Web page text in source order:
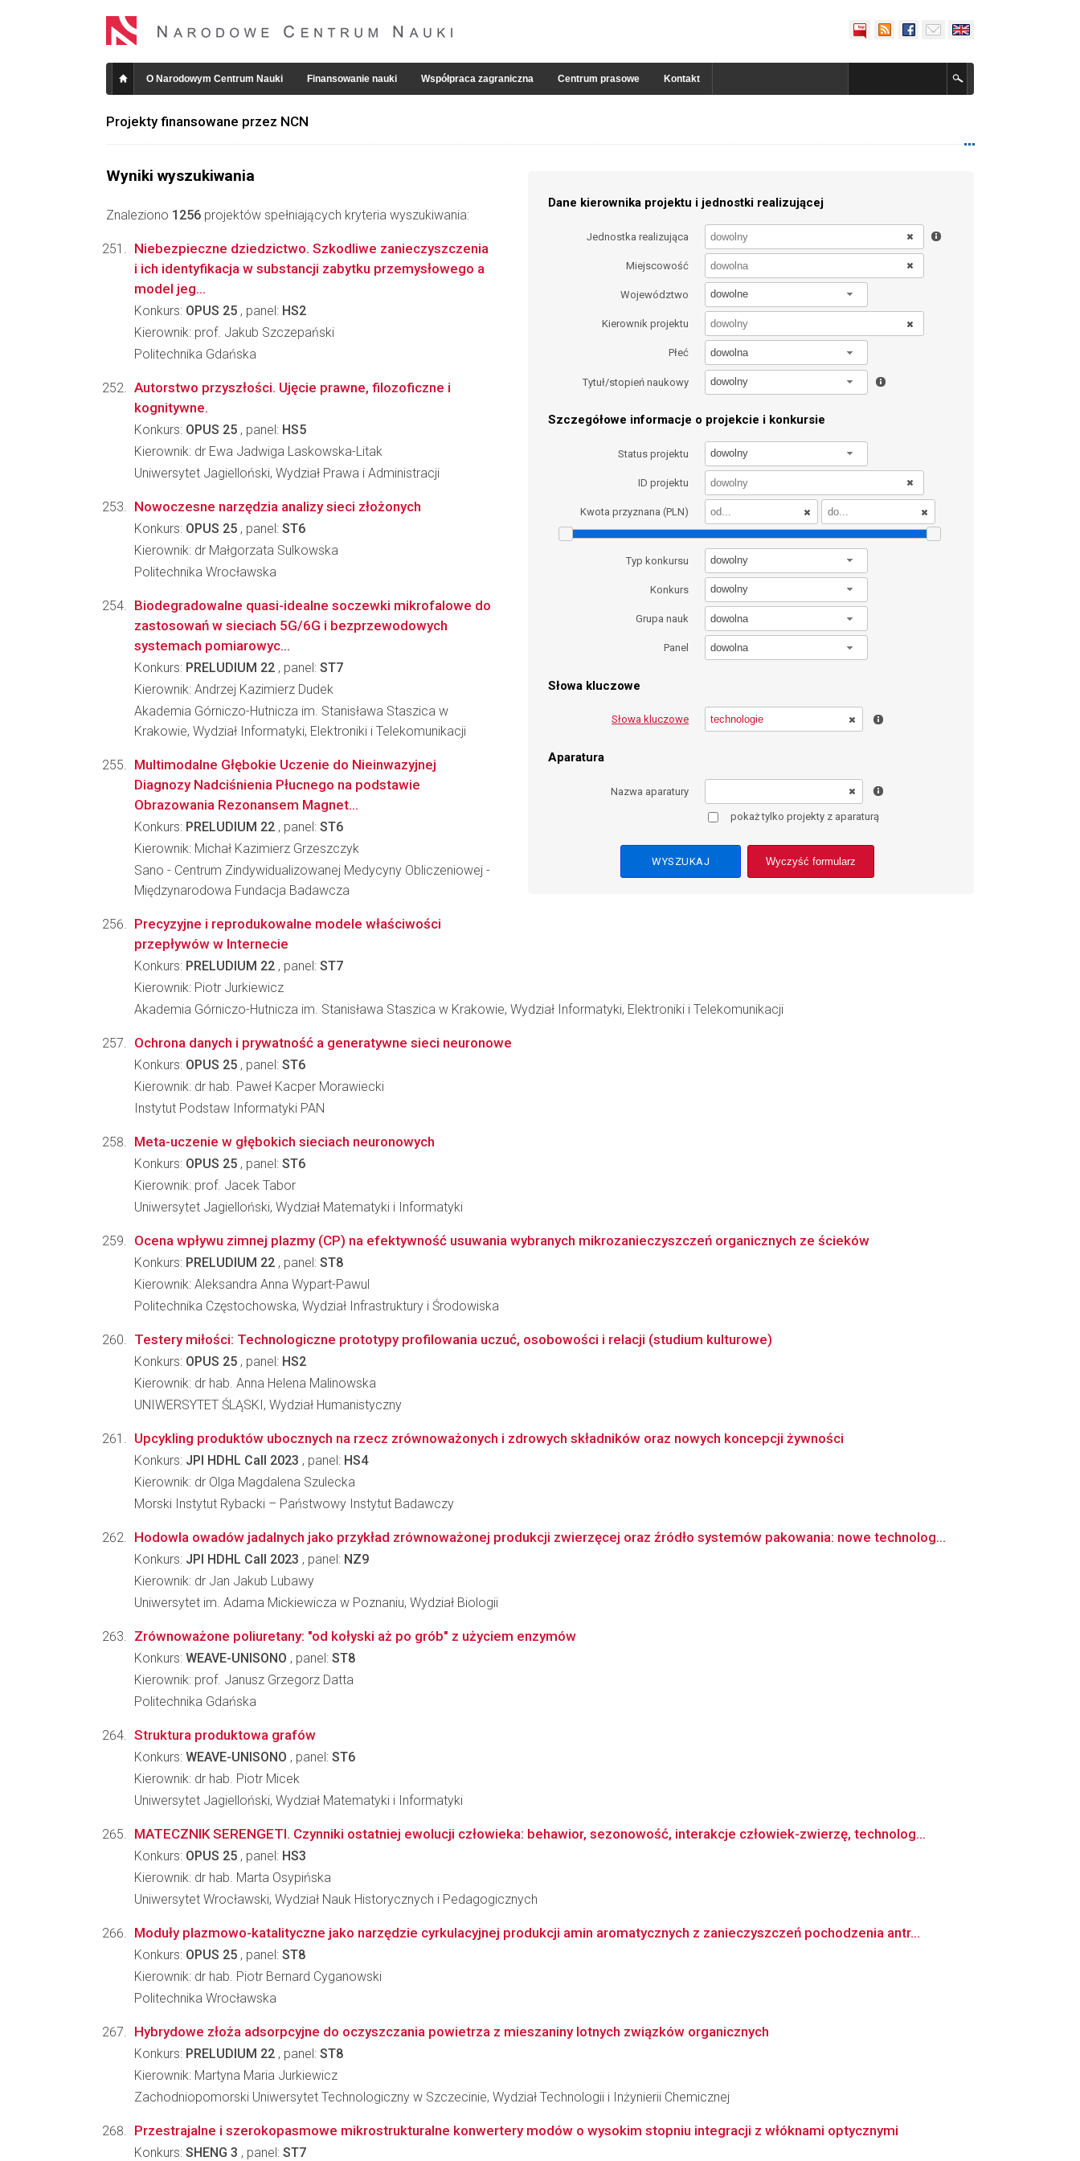
O Narodowym Centrum Nauki Finansowanie nauki Współpraca zagraniczna Centrum prasowe Kontakt
Projekty finansowane przez NCN
Wyniki wyszukiwania
Znaleziono 1256 projektów spełniających kryteria wyszukiwania:
Dane kierownika projektu i jednostki realizującej
Jednostka realizująca
Miejscowość
Województwo dowolne
Kierownik projektu
Płeć dowolna
Tytuł/stopień naukowy dowolny
Szczegółowe informacje o projekcie i konkursie
Status projektu dowolny
ID projektu
Kwota przyznana (PLN)
Typ konkursu dowolny
Konkurs dowolny
Grupa nauk dowolna
Panel dowolna
Słowa kluczowe
Słowa kluczowe
Aparatura
Nazwa aparatury
pokaż tylko projekty z aparaturą
Wyczyść formularz
Niebezpieczne dziedzictwo. Szkodliwe zanieczyszczenia
i ich identyfikacja w substancji zabytku przemysłowego a
model jeg...
Konkurs: OPUS 25 , panel: HS2
Kierownik: prof. Jakub Szczepański
Politechnika Gdańska
Autorstwo przyszłości. Ujęcie prawne, filozoficzne i
kognitywne.
Konkurs: OPUS 25 , panel: HS5
Kierownik: dr Ewa Jadwiga Laskowska-Litak
Uniwersytet Jagielloński, Wydział Prawa i Administracji
Nowoczesne narzędzia analizy sieci złożonych
Konkurs: OPUS 25 , panel: ST6
Kierownik: dr Małgorzata Sulkowska
Politechnika Wrocławska
Biodegradowalne quasi-idealne soczewki mikrofalowe do
zastosowań w sieciach 5G/6G i bezprzewodowych
systemach pomiarowyc...
Konkurs: PRELUDIUM 22 , panel: ST7
Kierownik: Andrzej Kazimierz Dudek
Akademia Górniczo-Hutnicza im. Stanisława Staszica w
Krakowie, Wydział Informatyki, Elektroniki i Telekomunikacji
Multimodalne Głębokie Uczenie do Nieinwazyjnej
Diagnozy Nadciśnienia Płucnego na podstawie
Obrazowania Rezonansem Magnet...
Konkurs: PRELUDIUM 22 , panel: ST6
Kierownik: Michał Kazimierz Grzeszczyk
Sano - Centrum Zindywidualizowanej Medycyny Obliczeniowej -
Międzynarodowa Fundacja Badawcza
Precyzyjne i reprodukowalne modele właściwości
przepływów w Internecie
Konkurs: PRELUDIUM 22 , panel: ST7
Kierownik: Piotr Jurkiewicz
Akademia Górniczo-Hutnicza im. Stanisława Staszica w Krakowie, Wydział Informatyki, Elektroniki i Telekomunikacji
Ochrona danych i prywatność a generatywne sieci neuronowe
Konkurs: OPUS 25 , panel: ST6
Kierownik: dr hab. Paweł Kacper Morawiecki
Instytut Podstaw Informatyki PAN
Meta-uczenie w głębokich sieciach neuronowych
Konkurs: OPUS 25 , panel: ST6
Kierownik: prof. Jacek Tabor
Uniwersytet Jagielloński, Wydział Matematyki i Informatyki
Ocena wpływu zimnej plazmy (CP) na efektywność usuwania wybranych mikrozanieczyszczeń organicznych ze ścieków
Konkurs: PRELUDIUM 22 , panel: ST8
Kierownik: Aleksandra Anna Wypart-Pawul
Politechnika Częstochowska, Wydział Infrastruktury i Środowiska
Testery miłości: Technologiczne prototypy profilowania uczuć, osobowości i relacji (studium kulturowe)
Konkurs: OPUS 25 , panel: HS2
Kierownik: dr hab. Anna Helena Malinowska
UNIWERSYTET ŚLĄSKI, Wydział Humanistyczny
Upcykling produktów ubocznych na rzecz zrównoważonych i zdrowych składników oraz nowych koncepcji żywności
Konkurs: JPI HDHL Call 2023 , panel: HS4
Kierownik: dr Olga Magdalena Szulecka
Morski Instytut Rybacki – Państwowy Instytut Badawczy
Hodowla owadów jadalnych jako przykład zrównoważonej produkcji zwierzęcej oraz źródło systemów pakowania: nowe technolog...
Konkurs: JPI HDHL Call 2023 , panel: NZ9
Kierownik: dr Jan Jakub Lubawy
Uniwersytet im. Adama Mickiewicza w Poznaniu, Wydział Biologii
Zrównoważone poliuretany: "od kołyski aż po grób" z użyciem enzymów
Konkurs: WEAVE-UNISONO , panel: ST8
Kierownik: prof. Janusz Grzegorz Datta
Politechnika Gdańska
Struktura produktowa grafów
Konkurs: WEAVE-UNISONO , panel: ST6
Kierownik: dr hab. Piotr Micek
Uniwersytet Jagielloński, Wydział Matematyki i Informatyki
MATECZNIK SERENGETI. Czynniki ostatniej ewolucji człowieka: behawior, sezonowość, interakcje człowiek-zwierzę, technolog...
Konkurs: OPUS 25 , panel: HS3
Kierownik: dr hab. Marta Osypińska
Uniwersytet Wrocławski, Wydział Nauk Historycznych i Pedagogicznych
Moduły plazmowo-katalityczne jako narzędzie cyrkulacyjnej produkcji amin aromatycznych z zanieczyszczeń pochodzenia antr...
Konkurs: OPUS 25 , panel: ST8
Kierownik: dr hab. Piotr Bernard Cyganowski
Politechnika Wrocławska
Hybrydowe złoża adsorpcyjne do oczyszczania powietrza z mieszaniny lotnych związków organicznych
Konkurs: PRELUDIUM 22 , panel: ST8
Kierownik: Martyna Maria Jurkiewicz
Zachodniopomorski Uniwersytet Technologiczny w Szczecinie, Wydział Technologii i Inżynierii Chemicznej
Przestrajalne i szerokopasmowe mikrostrukturalne konwertery modów o wysokim stopniu integracji z włóknami optycznymi
Konkurs: SHENG 3 , panel: ST7